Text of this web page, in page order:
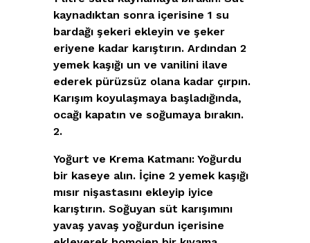
kaynadıktan sonra içerisine 1 su
bardağı şekeri ekleyin ve şeker
eriyene kadar karıştırın. Ardından 2
yemek kaşığı un ve vanilini ilave
ederek pürüzsüz olana kadar çırpın.
Karışım koyulaşmaya başladığında,
ocağı kapatın ve soğumaya bırakın.
Yoğurt ve Krema Katmanı:Yoğurdu
bir kaseye alın. İçine 2 yemek kaşığı
mısır nişastasını ekleyip iyice
karıştırın. Soğuyan süt karışımını
yavaş yavaş yoğurdun içerisine